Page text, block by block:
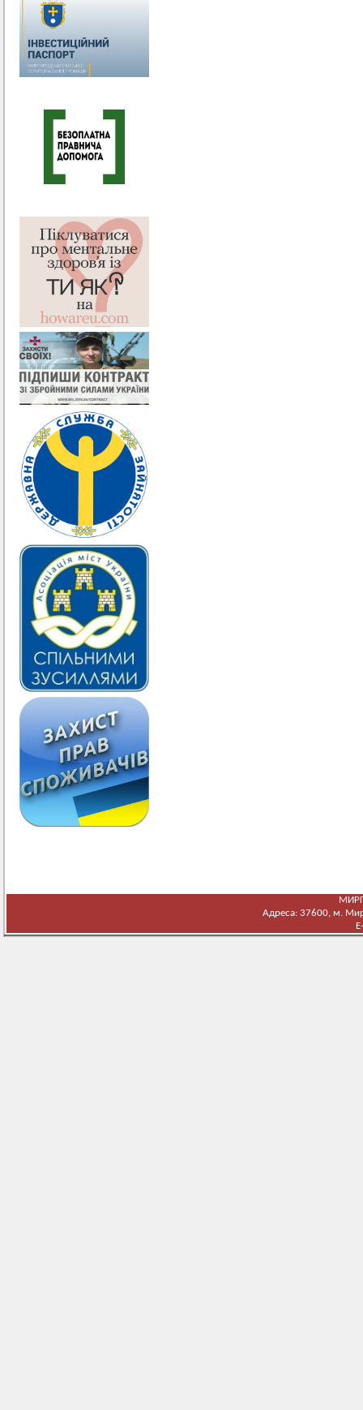
Адреса: 37600, м.